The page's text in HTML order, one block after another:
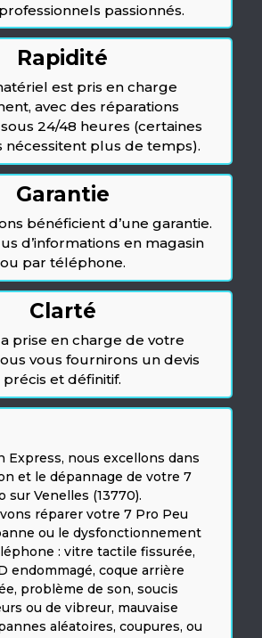
passionnés.
Rapidité
est pris en charge
avec des réparations
24/48 heures (certaines
nécessitent plus de temps).
Garantie
bénéficient d’une garantie.
d’informations en magasin
ou par téléphone.
Clarté
prise en charge de votre
vous fournirons un devis
précis et définitif.
Express, nous excellons dans
et le dépannage de votre 7
sur Venelles (13770).
réparer votre 7 Pro Peu
ou le dysfonctionnement
: vitre tactile fissurée,
endommagé, coque arrière
problème de son, soucis
ou de vibreur, mauvaise
aléatoires, coupures, ou